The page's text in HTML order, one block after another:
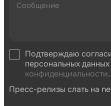
Подтверждаю
персональных
конфиденциальности.
Пресс-релизы слать на